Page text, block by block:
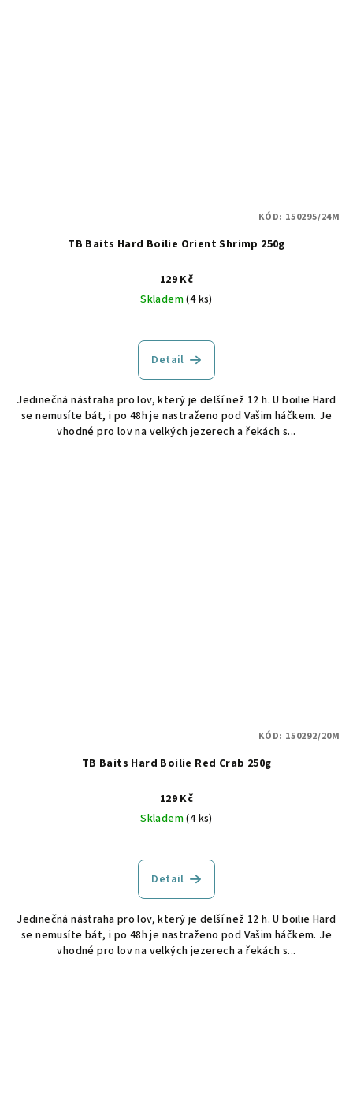
TB Baits Hard Boilie Orient Shrimp 250g
129 Kč
Skladem(4 ks)
Detail
Jedinečná nástraha pro lov, který je delší než 12 h. U boilie Hard
se nemusíte bát, i po 48h je nastraženo pod Vašim háčkem. Je
vhodné pro lov na velkých jezerech a řekách s...
KÓD: 150295/24M
TB Baits Hard Boilie Red Crab 250g
129 Kč
Skladem(4 ks)
Detail
Jedinečná nástraha pro lov, který je delší než 12 h. U boilie Hard
se nemusíte bát, i po 48h je nastraženo pod Vašim háčkem. Je
vhodné pro lov na velkých jezerech a řekách s...
KÓD: 150292/20M